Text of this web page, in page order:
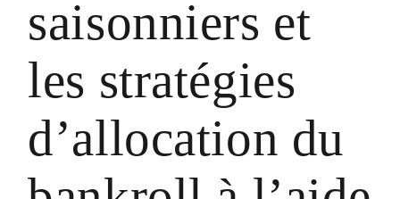
saisonniers et
les stratégies
d’allocation du